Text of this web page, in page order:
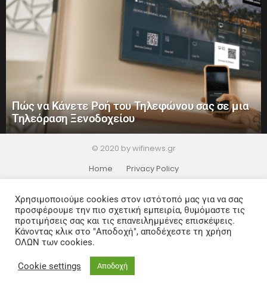
Πώς να Κάνετε Ροή του Τηλεφώνου σας σε μια
Τηλεόραση Ξενοδοχείου
© 2020 by wifinews.gr
Home
Privacy Policy
Χρησιμοποιούμε cookies στον ιστότοπό μας για να σας
προσφέρουμε την πιο σχετική εμπειρία, θυμόμαστε τις
προτιμήσεις σας και τις επανειλημμένες επισκέψεις.
Κάνοντας κλικ στο "Αποδοχή", αποδέχεστε τη χρήση
ΟΛΩΝ των cookies.
Cookie settings Αποδοχή